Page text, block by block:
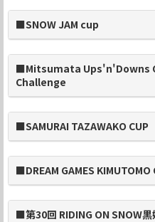
■SNOW JAM cup
■Mitsumata Ups'n'Downs
Challenge
■SAMURAI TAZAWAKO CUP
■DREAM GAMES KIMUTOMO
■第30回 RIDING ON SNOW黒